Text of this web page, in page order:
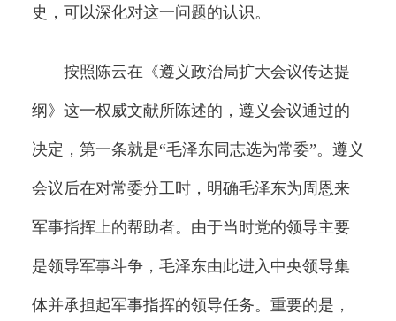
史，可以深化对这一问题的认识。
按照陈云在《遵义政治局扩大会议传达提
纲》这一权威文献所陈述的，遵义会议通过的
决定，第一条就是“毛泽东同志选为常委”。遵义
会议后在对常委分工时，明确毛泽东为周恩来
军事指挥上的帮助者。由于当时党的领导主要
是领导军事斗争，毛泽东由此进入中央领导集
体并承担起军事指挥的领导任务。重要的是，